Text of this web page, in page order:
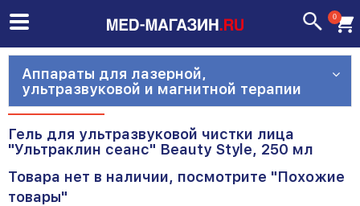
0
Аппараты для лазерной,
ультразвуковой и магнитной терапии
Гель для ультразвуковой чистки лица
"Ультраклин сеанс" Beauty Style, 250 мл
Товара нет в наличии, посмотрите "Похожие
товары"